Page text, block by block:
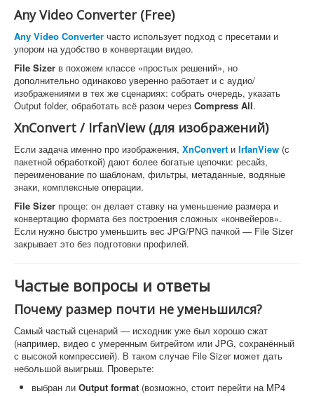
Any Video Converter (Free)
Any Video Converter часто использует подход с пресетами и
упором на удобство в конвертации видео.
File Sizer в похожем классе «простых решений», но
дополнительно одинаково уверенно работает и с аудио/
изображениями в тех же сценариях: собрать очередь, указать
Output folder, обработать всё разом через Compress All.
XnConvert / IrfanView (для изображений)
Если задача именно про изображения, XnConvert и IrfanView (с
пакетной обработкой) дают более богатые цепочки: ресайз,
переименование по шаблонам, фильтры, метаданные, водяные
знаки, комплексные операции.
File Sizer проще: он делает ставку на уменьшение размера и
конвертацию формата без построения сложных «конвейеров».
Если нужно быстро уменьшить вес JPG/PNG пачкой — File Sizer
закрывает это без подготовки профилей.
Частые вопросы и ответы
Почему размер почти не уменьшился?
Самый частый сценарий — исходник уже был хорошо сжат
(например, видео с умеренным битрейтом или JPG, сохранённый
с высокой компрессией). В таком случае File Sizer может дать
небольшой выигрыш. Проверьте:
выбран ли Output format (возможно, стоит перейти на MP4